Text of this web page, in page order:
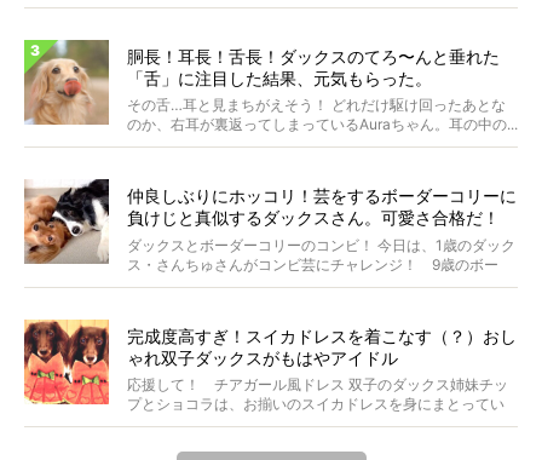
胴長！耳長！舌長！ダックスのてろ〜んと垂れた
「舌」に注目した結果、元気もらった。
その舌…耳と見まちがえそう！ どれだけ駆け回ったあとな
のか、右耳が裏返ってしまっているAuraちゃん。耳の中の...
仲良しぶりにホッコリ！芸をするボーダーコリーに
負けじと真似するダックスさん。可愛さ合格だ！
【動画】
ダックスとボーダーコリーのコンビ！ 今日は、1歳のダック
ス・さんちゅさんがコンビ芸にチャレンジ！ 9歳のボー
ダ...
完成度高すぎ！スイカドレスを着こなす（？）おし
ゃれ双子ダックスがもはやアイドル
応援して！ チアガール風ドレス 双子のダックス姉妹チッ
プとショコラは、お揃いのスイカドレスを身にまとってい
ます...